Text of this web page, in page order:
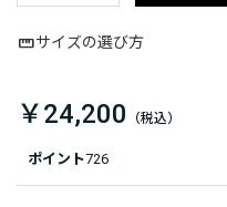
ポイント726
サイズの選び方
￥24,200